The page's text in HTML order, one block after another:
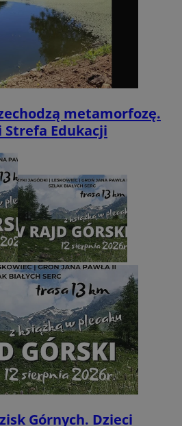
metamorfozę.
Edukacji
Górnych. Dzieci